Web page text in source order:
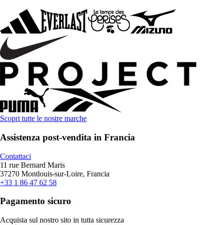
Scopri tutte le nostre marche
Assistenza post-vendita in Francia
Contattaci
11 rue Bernard Maris
37270 Montlouis-sur-Loire, Francia
+33 1 86 47 62 58
Pagamento sicuro
Acquista sul nostro sito in tutta sicurezza